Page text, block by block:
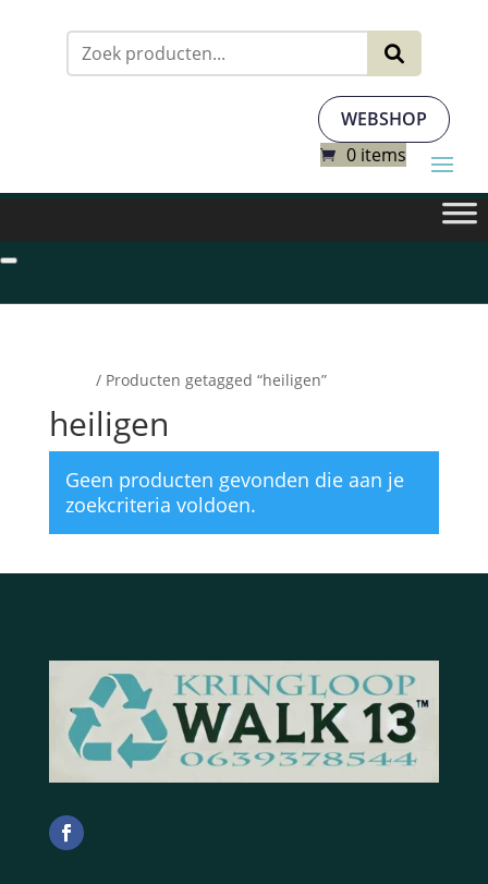
WEBSHOP
0 items
/ Producten getagged “heiligen”
heiligen
Geen producten gevonden die aan je
zoekcriteria voldoen.